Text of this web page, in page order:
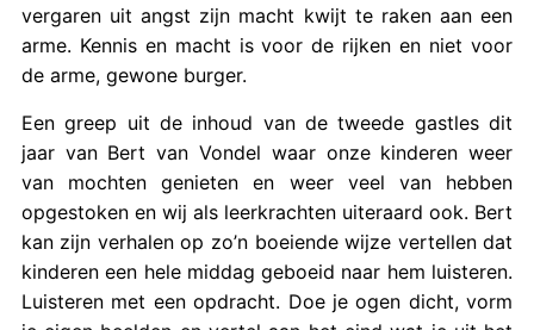
vergaren uit angst zijn macht kwijt te raken aan een
arme. Kennis en macht is voor de rijken en niet voor
de arme, gewone burger.
Een greep uit de inhoud van de tweede gastles dit
jaar van Bert van Vondel waar onze kinderen weer
van mochten genieten en weer veel van hebben
opgestoken en wij als leerkrachten uiteraard ook. Bert
kan zijn verhalen op zo’n boeiende wijze vertellen dat
kinderen een hele middag geboeid naar hem luisteren.
Luisteren met een opdracht. Doe je ogen dicht, vorm